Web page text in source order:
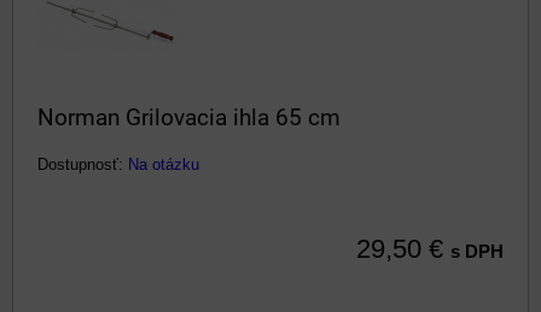
Norman Grilovacia ihla 65 cm
Dostupnosť: Na otázku
29,50 € s DPH